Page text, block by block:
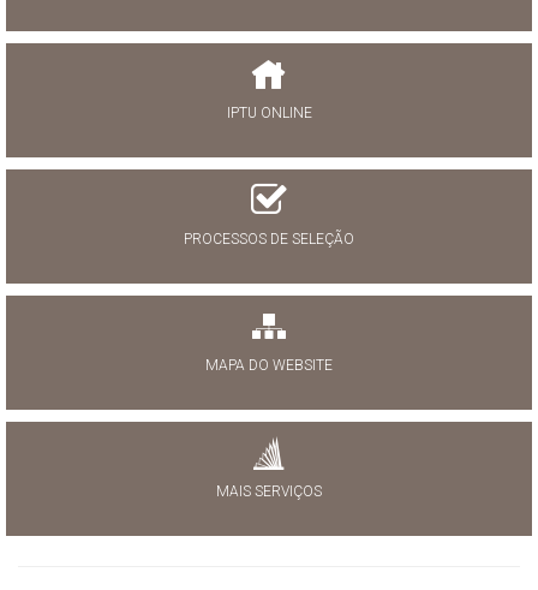
IPTU ONLINE
PROCESSOS DE SELEÇÃO
MAPA DO WEBSITE
MAIS SERVIÇOS